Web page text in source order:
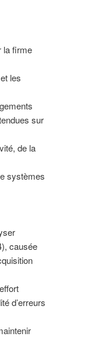
la firme
les
sur
de la
systèmes
causée
d’erreurs